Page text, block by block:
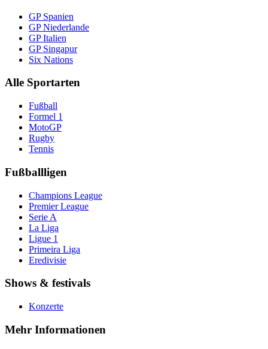
GP Spanien
GP Niederlande
GP Italien
GP Singapur
Six Nations
Alle Sportarten
Fußball
Formel 1
MotoGP
Rugby
Tennis
Fußballligen
Champions League
Premier League
Serie A
La Liga
Ligue 1
Primeira Liga
Eredivisie
Shows & festivals
Konzerte
Mehr Informationen